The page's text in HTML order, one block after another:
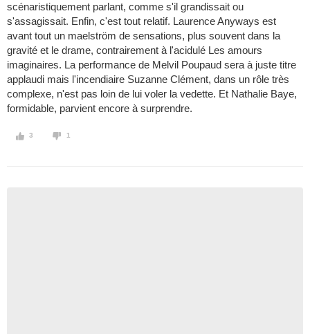
scénaristiquement parlant, comme s'il grandissait ou
s'assagissait. Enfin, c'est tout relatif. Laurence Anyways est
avant tout un maelström de sensations, plus souvent dans la
gravité et le drame, contrairement à l'acidulé Les amours
imaginaires. La performance de Melvil Poupaud sera à juste titre
applaudi mais l'incendiaire Suzanne Clément, dans un rôle très
complexe, n'est pas loin de lui voler la vedette. Et Nathalie Baye,
formidable, parvient encore à surprendre.
3 1